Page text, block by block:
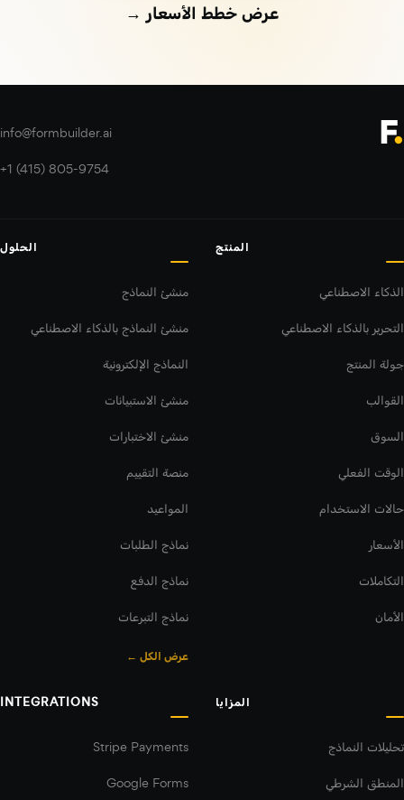
عرض خطط الأسعار →
info@formbuilder.ai
+1 (415) 805-9754
المنتج
الذكاء الاصطناعي
التحرير بالذكاء الاصطناعي
جولة المنتج
القوالب
السوق
الوقت الفعلي
حالات الاستخدام
الأسعار
التكاملات
الأمان
الحلول
منشئ النماذج
منشئ النماذج بالذكاء الاصطناعي
النماذج الإلكترونية
منشئ الاستبيانات
منشئ الاختبارات
منصة التقييم
المواعيد
نماذج الطلبات
نماذج الدفع
نماذج التبرعات
عرض الكل ←
المزايا
تحليلات النماذج
المنطق الشرطي
INTEGRATIONS
Stripe Payments
Google Forms